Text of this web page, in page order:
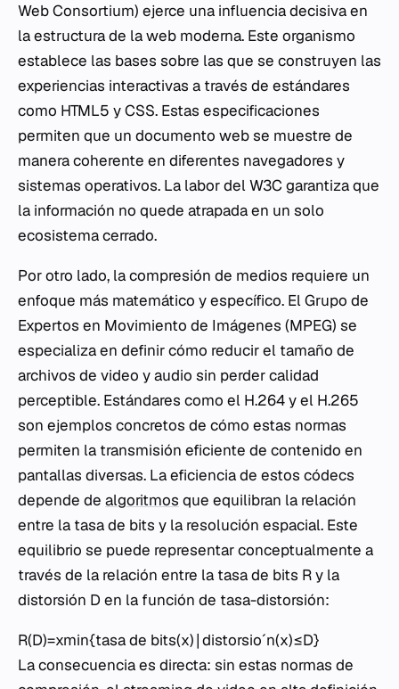
Web Consortium) ejerce una influencia decisiva en
la estructura de la web moderna. Este organismo
establece las bases sobre las que se construyen las
experiencias interactivas a través de estándares
como HTML5 y CSS. Estas especificaciones
permiten que un documento web se muestre de
manera coherente en diferentes navegadores y
sistemas operativos. La labor del W3C garantiza que
la información no quede atrapada en un solo
ecosistema cerrado.
Por otro lado, la compresión de medios requiere un
enfoque más matemático y específico. El Grupo de
Expertos en Movimiento de Imágenes (MPEG) se
especializa en definir cómo reducir el tamaño de
archivos de video y audio sin perder calidad
perceptible. Estándares como el H.264 y el H.265
son ejemplos concretos de cómo estas normas
permiten la transmisión eficiente de contenido en
pantallas diversas. La eficiencia de estos códecs
depende de algoritmos que equilibran la relación
entre la tasa de bits y la resolución espacial. Este
equilibrio se puede representar conceptualmente a
través de la relación entre la tasa de bits R y la
distorsión D en la función de tasa-distorsión:
R(D)=xmin​{tasa de bits(x)∣distorsioˊn(x)≤D}
La consecuencia es directa: sin estas normas de